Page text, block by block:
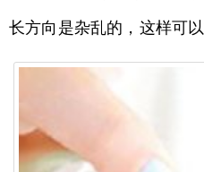
长方向是杂乱的，这样可